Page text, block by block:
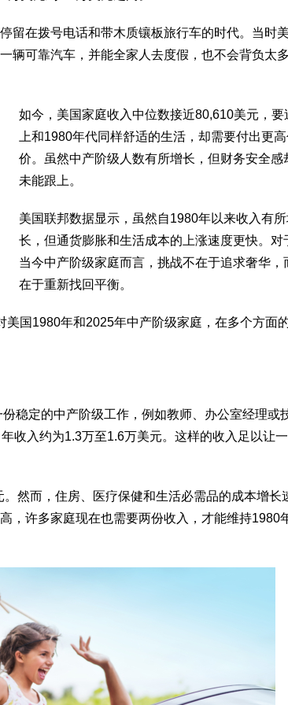
留在拨号电话和带木质镶板旅行车的时代。当时
辆可靠汽车，并能全家人去度假，也不会背负太
如今，美国家庭收入中位数接近80,610美元，要
上和1980年代同样舒适的生活，却需要付出更
价。虽然中产阶级人数有所增长，但财务安全感
未能跟上。
美国联邦数据显示，虽然自1980年以来收入有所
长，但通货膨胀和生活成本的上涨速度更快。对
当今中产阶级家庭而言，挑战不在于追求奢华，
在于重新找回平衡。
国1980年和2025年中产阶级家庭，在多个方面
稳定的中产阶级工作，例如教师、办公室经理或
收入约为1.3万至1.6万美元。这样的收入足以让
然而，住房、医疗保健和生活必需品的成本增长
，许多家庭现在也需要两份收入，才能维持1980